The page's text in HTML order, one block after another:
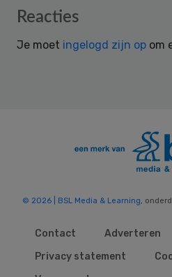
Reader
Reacties
Je moet ingelogd zijn op om
© 2026 | BSL Media & Learning,
Contact
Adverteren
Privacy statement